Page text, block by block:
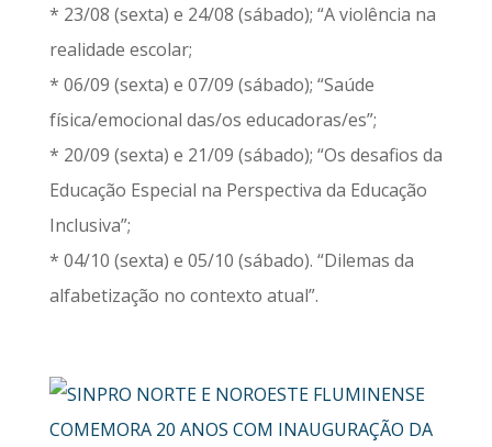
* 23/08 (sexta) e 24/08 (sábado); “A violência na
realidade escolar;
* 06/09 (sexta) e 07/09 (sábado); “Saúde
física/emocional das/os educadoras/es”;
* 20/09 (sexta) e 21/09 (sábado); “Os desafios da
Educação Especial na Perspectiva da Educação
Inclusiva”;
* 04/10 (sexta) e 05/10 (sábado). “Dilemas da
alfabetização no contexto atual”.